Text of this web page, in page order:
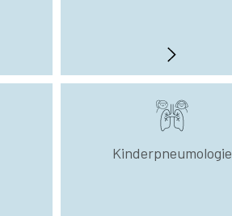
Kinderpneumologie